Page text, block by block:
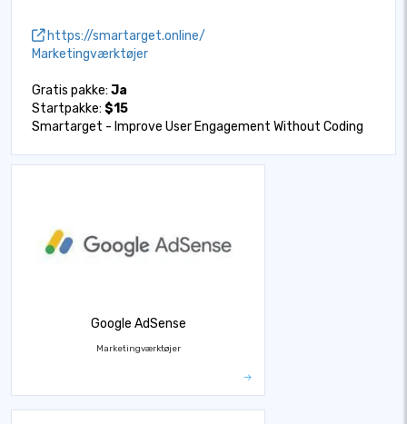
https://smartarget.online/
Marketingværktøjer
Gratis pakke: Ja
Startpakke: $15
Smartarget - Improve User Engagement Without Coding
Google AdSense
Marketingværktøjer